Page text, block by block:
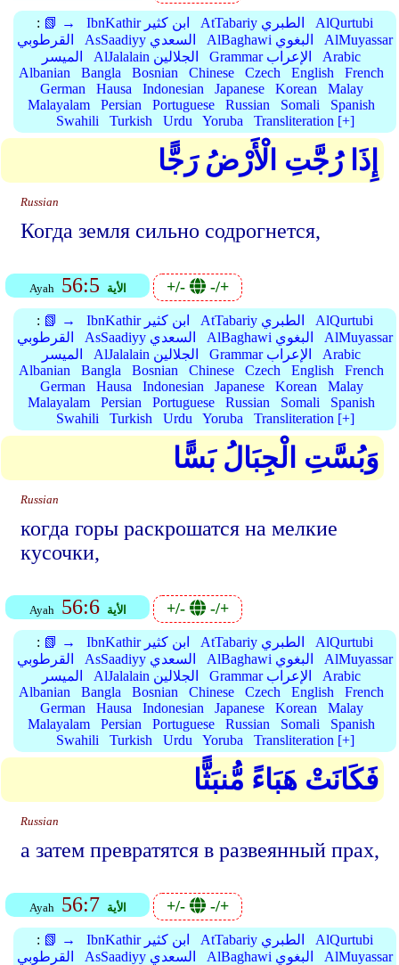
: 📗 → IbnKathir ابن كثير AtTabariy الطبري
AlQurtubi
القرطوبي
AsSaadiyy السعدي AlBaghawi البغوي
AlMuyassar
الميسر
AlJalalain الجلالين Grammar الإعراب
Arabic
Albanian
Bangla Bosnian Chinese Czech English
French
German
Hausa Indonesian Japanese Korean
Malay
Malayalam
Persian Portuguese Russian Somali
Spanish
Swahili
Turkish Urdu Yoruba Transliteration [+]
إِذَا رُجَّتِ الْأَرْضُ رَجًّا
Russian
Когда земля сильно содрогнется,
Ayah 56:5 الأية +/- -/+
: 📗 → IbnKathir ابن كثير AtTabariy الطبري
AlQurtubi
القرطوبي
AsSaadiyy السعدي AlBaghawi البغوي
AlMuyassar
الميسر
AlJalalain الجلالين Grammar الإعراب
Arabic
Albanian
Bangla Bosnian Chinese Czech English
French
German
Hausa Indonesian Japanese Korean
Malay
Malayalam
Persian Portuguese Russian Somali
Spanish
Swahili
Turkish Urdu Yoruba Transliteration [+]
وَبُسَّتِ الْجِبَالُ بَسًّا
Russian
когда горы раскрошатся на мелкие
кусочки,
Ayah 56:6 الأية +/- -/+
: 📗 → IbnKathir ابن كثير AtTabariy الطبري
AlQurtubi
القرطوبي
AsSaadiyy السعدي AlBaghawi البغوي
AlMuyassar
الميسر
AlJalalain الجلالين Grammar الإعراب
Arabic
Albanian
Bangla Bosnian Chinese Czech English
French
German
Hausa Indonesian Japanese Korean
Malay
Malayalam
Persian Portuguese Russian Somali
Spanish
Swahili
Turkish Urdu Yoruba Transliteration [+]
فَكَانَتْ هَبَاءً مُّنبَثًّا
Russian
а затем превратятся в развеянный прах,
Ayah 56:7 الأية +/- -/+
: 📗 → IbnKathir ابن كثير AtTabariy الطبري
AlQurtubi
القرطوبي
AsSaadiyy السعدي AlBaghawi البغوي
AlMuyassar